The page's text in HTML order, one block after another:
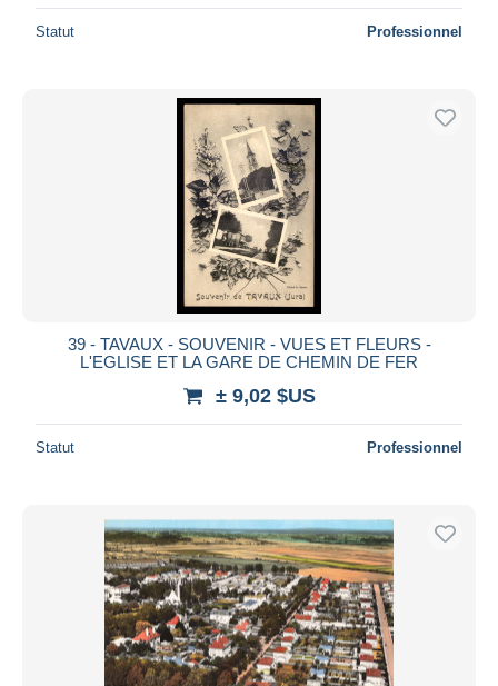
Statut Professionnel
39 - TAVAUX - SOUVENIR - VUES ET FLEURS -
L'EGLISE ET LA GARE DE CHEMIN DE FER
± 9,02 $US
Statut Professionnel